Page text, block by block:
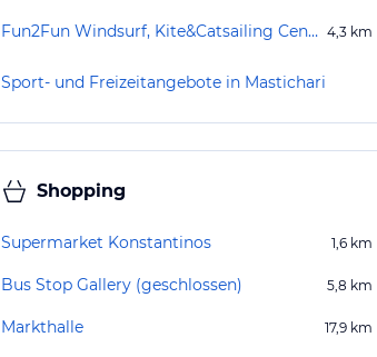
Fun2Fun Windsurf, Kite&Catsailing Center 4,3 km
Sport- und Freizeitangebote in Mastichari
Shopping
Supermarket Konstantinos 1,6 km
Bus Stop Gallery (geschlossen) 5,8 km
Markthalle 17,9 km